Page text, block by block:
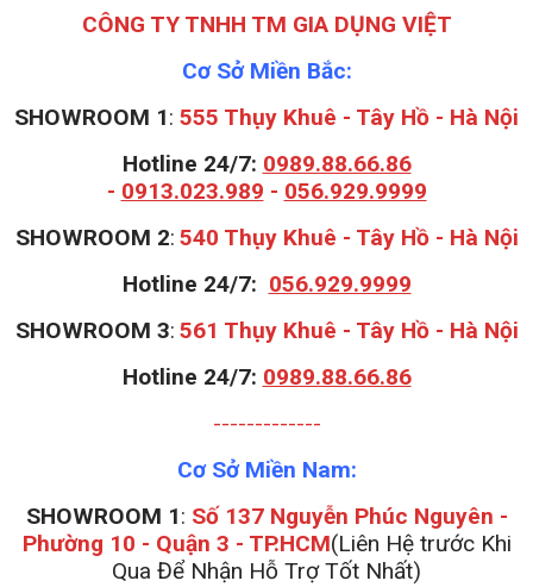
CÔNG TY TNHH TM GIA DỤNG VIỆT
Cơ Sở Miền Bắc:
SHOWROOM 1: 555 Thụy Khuê - Tây Hồ - Hà Nội
Hotline 24/7: 0989.88.66.86
- 0913.023.989 - 056.929.9999
SHOWROOM 2: 540 Thụy Khuê - Tây Hồ - Hà Nội
Hotline 24/7: 056.929.9999
SHOWROOM 3: 561 Thụy Khuê - Tây Hồ - Hà Nội
Hotline 24/7: 0989.88.66.86
-------------
Cơ Sở Miền Nam:
SHOWROOM 1: Số 137 Nguyễn Phúc Nguyên -
Phường 10 - Quận 3 - TP.HCM(Liên Hệ trước Khi
Qua Để Nhận Hỗ Trợ Tốt Nhất)